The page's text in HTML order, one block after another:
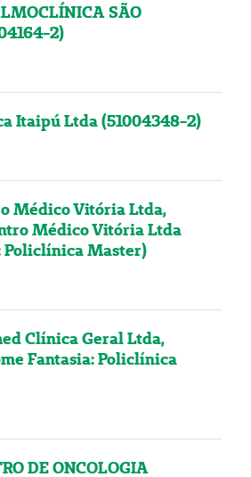
SÃO
2)
Itaipú Ltda (51004348-2)
Médico Vitória Ltda,
Médico Vitória Ltda
Policlínica Master)
Clínica Geral Ltda,
Fantasia: Policlínica
DE ONCOLOGIA